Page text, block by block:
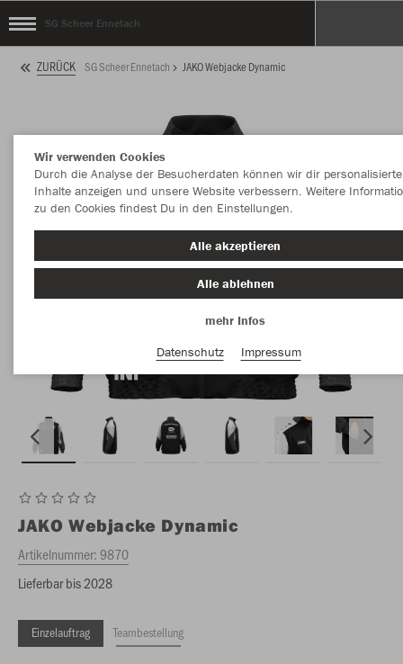
SG Scheer Ennetach
ZURÜCK SG Scheer Ennetach JAKO Webjacke Dynamic
JAKO Webjacke Dynamic
Artikelnummer:9870
Lieferbar bis 2028
Einzelauftrag Teambestellung
Wir verwenden Cookies
Durch die Analyse der Besucherdaten können wir dir personalisierte
Inhalte anzeigen und unsere Website verbessern. Weitere
zu den Cookies findest Du in den Einstellungen.
Alle akzeptieren
Alle ablehnen
mehr Infos
Datenschutz
Impressum